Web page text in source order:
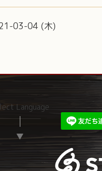
03-04 (木)
Language
▼